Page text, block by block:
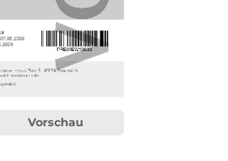
Vorschau